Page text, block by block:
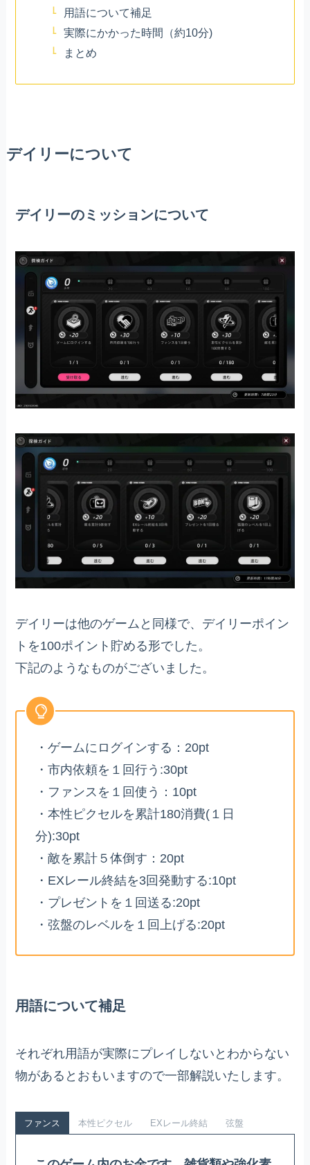
用語について補足
実際にかかった時間（約10分)
まとめ
デイリーについて
デイリーのミッションについて
デイリーは他のゲームと同様で、デイリーポイン
トを100ポイント貯める形でした。
下記のようなものがございました。
・ゲームにログインする：20pt
・市内依頼を１回行う:30pt
・ファンスを１回使う：10pt
・本性ピクセルを累計180消費(１日
分):30pt
・敵を累計５体倒す：20pt
・EXレール終結を3回発動する:10pt
・プレゼントを１回送る:20pt
・弦盤のレベルを１回上げる:20pt
用語について補足
それぞれ用語が実際にプレイしないとわからない
物があるとおもいますので一部解説いたします。
ファンス 本性ピクセル EXレール終結 弦盤